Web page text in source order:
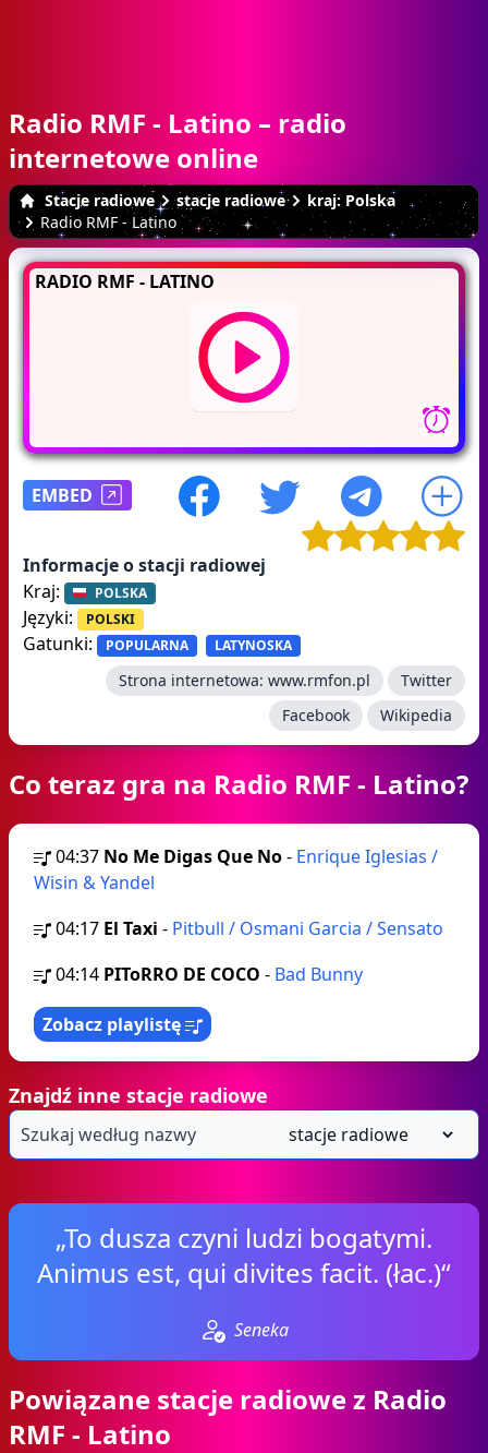
Radio RMF - Latino – radio
internetowe online
Stacje radiowe stacje radiowe
kraj: Polska
Radio RMF - Latino
RADIO RMF - LATINO
EMBED
Informacje o stacji radiowej
Kraj:
POLSKA
Języki: POLSKI
Gatunki: POPULARNA LATYNOSKA
Strona internetowa: www.rmfon.pl
Twitter
Facebook
Wikipedia
Co teraz gra na Radio RMF - Latino?
04:37 No Me Digas Que No- Enrique Iglesias /
Wisin & Yandel
04:17 El Taxi - Pitbull / Osmani Garcia / Sensato
04:14 PIToRRO DE COCO - Bad Bunny
Zobacz playlistę
Znajdź inne stacje radiowe
„To dusza czyni ludzi bogatymi.
Animus est, qui divites facit. (łac.)“
Seneka
Powiązane stacje radiowe z Radio
RMF - Latino